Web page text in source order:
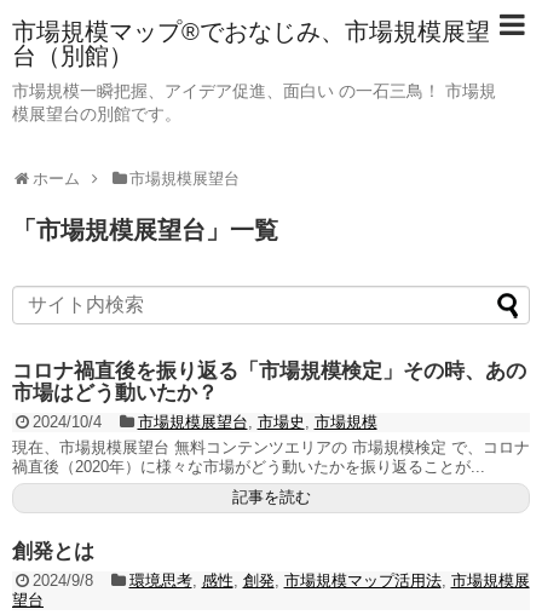
市場規模マップ®でおなじみ、市場規模展望
台（別館）
市場規模一瞬把握、アイデア促進、面白い の一石三鳥！ 市場規
模展望台の別館です。
ホーム 市場規模展望台
「 市場規模展望台 」 一覧
コロナ禍直後を振り返る「市場規模検定」その時、あの
市場はどう動いたか？
2024/10/4 市場規模展望台, 市場史 , 市場規模
現在、市場規模展望台 無料コンテンツエリアの 市場規模検定 で、コロナ
禍直後（2020年）に様々な市場がどう動いたかを振り返ることが...
記事を読む
創発とは
2024/9/8 環境思考, 感性, 創発, 市場規模マップ活用法, 市場規模展
望台